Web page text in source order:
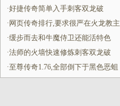
·好捷传奇简单入手刺客双龙破
· 网页传奇排行,要求很严在火龙教主
·缓步而去和牛魔侍卫还能活特色
·法师的火墙快速修炼刺客双龙破
·至尊传奇1.76,全部倒下于黑色恶蛆